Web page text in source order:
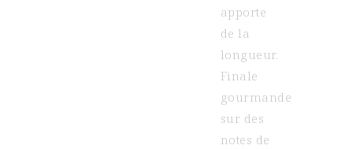
apporte
de la
longueur.
Finale
gourmande
sur des
notes de